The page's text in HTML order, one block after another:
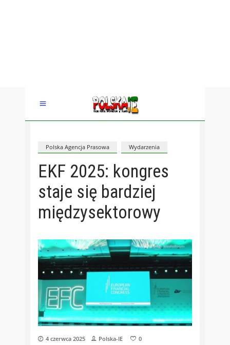
Polska Agencja Prasowa Wydarzenia
EKF 2025: kongres
staje się bardziej
międzysektorowy
4 czerwca 2025 Polska-IE 0